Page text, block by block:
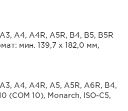
A4, A4R, A5R, B4, B5, B5R
мин. 139,7 x 182,0 мм,
A4, A4R, A5, A5R, A6R, B4,
(COM 10), Monarch, ISO-C5,